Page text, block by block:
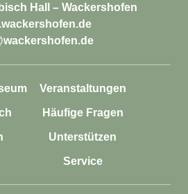
Hall – Wackershofen
Veranstaltungen
Häufige Fragen
Unterstützen
Service